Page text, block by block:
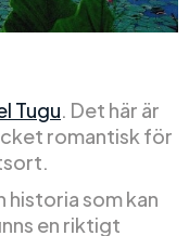
Tugu. Det här är
romantisk för
historia som kan
en riktigt